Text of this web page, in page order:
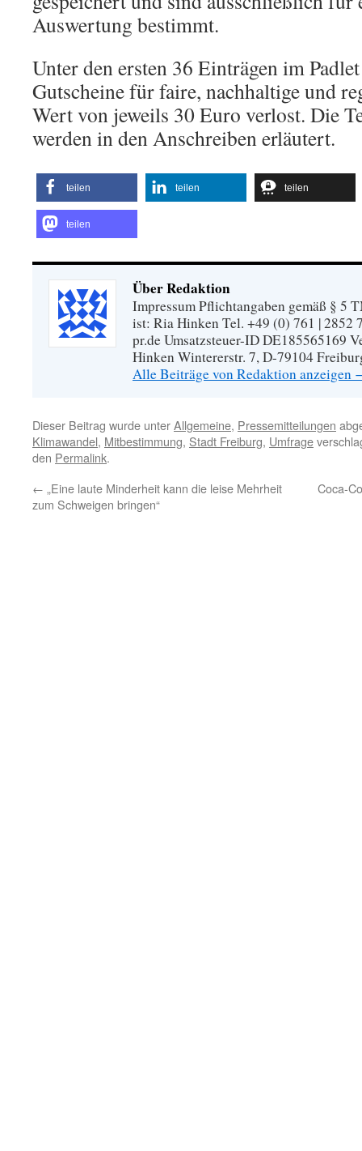
Auswertung bestimmt.
Unter den ersten 36 Einträgen im
Gutscheine für faire, nachhaltige und
Wert von jeweils 30 Euro verlost. Die
werden in den Anschreiben erläutert.
teilen teilen teilen
teilen
Über Redaktion
Impressum Pflichtangaben gemäß § 5
ist: Ria Hinken Tel. +49 (0) 761 | 2852
pr.de Umsatzsteuer-ID DE185565169
Hinken Wintererstr. 7, D-79104
Alle Beiträge von Redaktion anzeigen
Dieser Beitrag wurde unterAllgemeine, Pressemitteilungen
Klimawandel, Mitbestimmung, Stadt Freiburg, Umfrage
den Permalink.
← „Eine laute Minderheit kann die leise Mehrheit
zum Schweigen bringen“
Coca-